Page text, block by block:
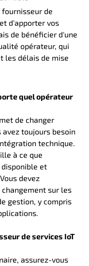
de
d'apporter vos
de bénéficier d'une
opérateur, qui
les délais de mise
quel opérateur
de changer
avez toujours besoin
technique.
à ce que
et
devez
sur les
gestion, y compris
de services IoT
assurez-vous